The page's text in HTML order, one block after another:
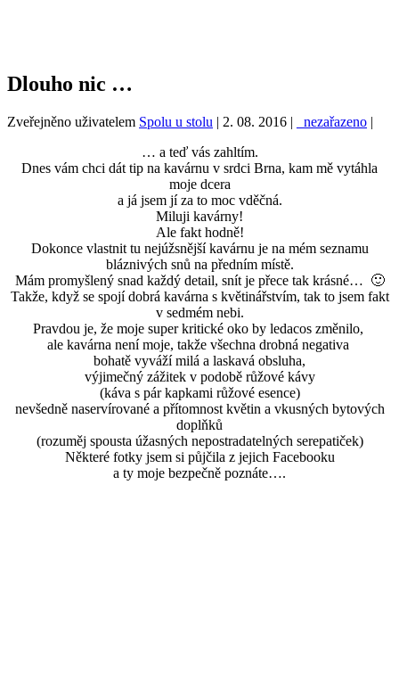
Dlouho nic …
Zveřejněno uživatelem Spolu u stolu | 2. 08. 2016 | _nezařazeno |
… a teď vás zahltím.
Dnes vám chci dát tip na kavárnu v srdci Brna, kam mě vytáhla
moje dcera
a já jsem jí za to moc vděčná.
Miluji kavárny!
Ale fakt hodně!
Dokonce vlastnit tu nejúžsnější kavárnu je na mém seznamu
bláznivých snů na předním místě.
Mám promyšlený snad každý detail, snít je přece tak krásné… 🙂
Takže, když se spojí dobrá kavárna s květinářstvím, tak to jsem fakt
v sedmém nebi.
Pravdou je, že moje super kritické oko by ledacos změnilo,
ale kavárna není moje, takže všechna drobná negativa
bohatě vyváží milá a laskavá obsluha,
výjimečný zážitek v podobě růžové kávy
(káva s pár kapkami růžové esence)
nevšedně naservírované a přítomnost květin a vkusných bytových
doplňků
(rozuměj spousta úžasných nepostradatelných serepatiček)
Některé fotky jsem si půjčila z jejich Facebooku
a ty moje bezpečně poznáte….